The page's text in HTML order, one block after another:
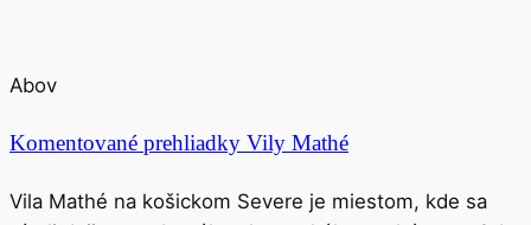
Abov
Komentované prehliadky Vily Mathé
Vila Mathé na košickom Severe je miestom, kde sa